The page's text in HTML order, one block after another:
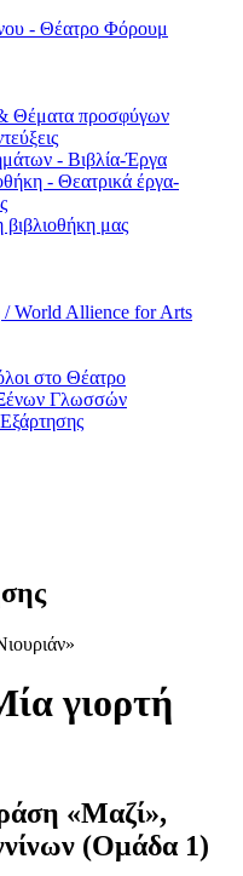
- Θέατρο Φόρουμ
Θέματα προσφύγων
- Βιβλία-Έργα
- Θεατρικά έργα-
μας
/ World Allience for Arts
στο Θέατρο
Ξένων Γλωσσών
γιορτή
«Μαζί»,
(Ομάδα 1)